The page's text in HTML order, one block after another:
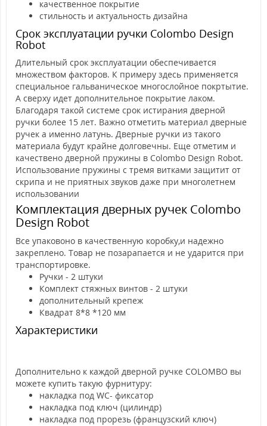
качественное покрытие
стильность и актуальность дизайна
Срок эксплуатации ручки Colombo Design
Robot
Длительный срок эксплуатации обеспечивается
множеством факторов. К примеру здесь применяется
специальное гальваническое многослойное покртытие.
А сверху идет дополнительное покрытие лаком.
Благодаря такой системе срок истирания дверной
ручки более 15 лет. Важно отметить материал дверные
ручек а именно латунь. Дверные ручки из такого
материала будут крайне долговечны. Еще отметим и
качествено дверной пружины в Colombo Design Robot.
Использование пружины с тремя витками защитит от
скрипа и не приятных звуков даже при многолетнем
использовании
Комплектация дверных ручек Colombo
Design Robot
Все упаковоно в качественную коробку,и надежно
закреплено. Товар не позарапается и не ударится при
транспортировке.
Ручки - 2 штуки
Комплект стяжных винтов - 2 штуки
дополнительный крепеж
Квадрат 8*8 *120 мм
Характеристики
Дополнительно к каждой дверной ручке COLOMBO вы
можете купить такую фурнитуру:
накладка под WC- фиксатор
накладка под ключ (цилиндр)
накладка под прорезь (французский ключ)